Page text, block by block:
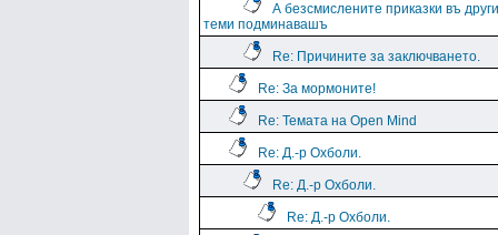
А безсмислените приказки въ други
теми подминавашъ
Re: Причините за заключването.
Re: За мормоните!
Re: Темата на Open Mind
Re: Д.-р Охболи.
Re: Д.-р Охболи.
Re: Д.-р Охболи.